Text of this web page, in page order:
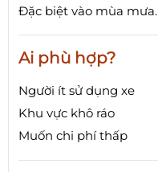
Đặc biệt vào mùa mưa.
Ai phù hợp?
Người ít sử dụng xe
Khu vực khô ráo
Muốn chi phí thấp